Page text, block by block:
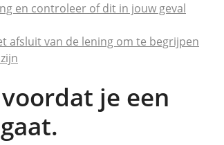
en controleer of dit in jouw geval
afsluit van de lening om te begrijpen
je een